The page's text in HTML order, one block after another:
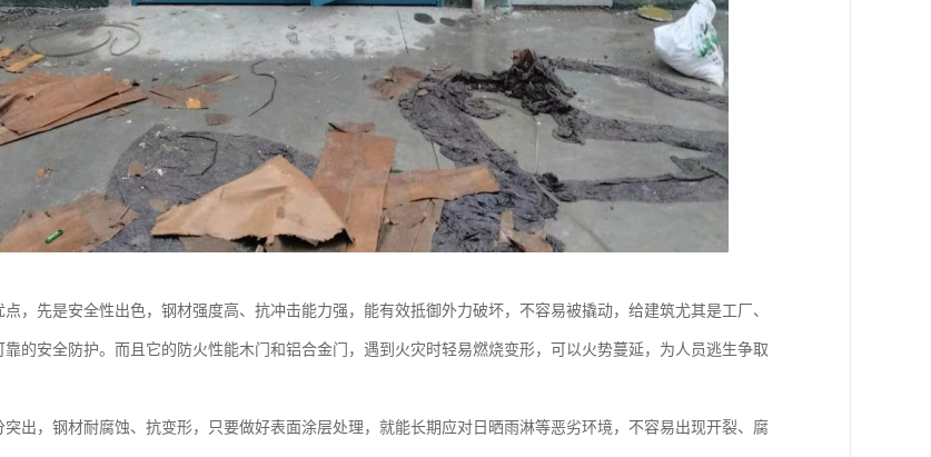
，先是安全性出色，钢材强度高、抗冲击能力强，能有效抵御外力破坏，不容易被撬动，给建筑尤其是工厂、
的安全防护。而且它的防火性能木门和铝合金门，遇到火灾时轻易燃烧变形，可以火势蔓延，为人员逃生争取
出，钢材耐腐蚀、抗变形，只要做好表面涂层处理，就能长期应对日晒雨淋等恶劣环境，不容易出现开裂、腐